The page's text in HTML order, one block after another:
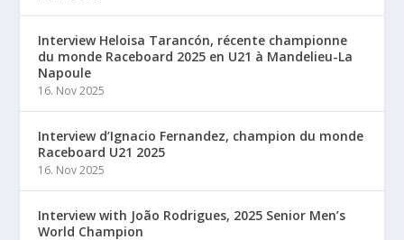
Interview Heloisa Tarancón, récente championne
du monde Raceboard 2025 en U21 à Mandelieu-La
Napoule
16. Nov 2025
Interview d’Ignacio Fernandez, champion du monde
Raceboard U21 2025
16. Nov 2025
Interview with João Rodrigues, 2025 Senior Men’s
World Champion